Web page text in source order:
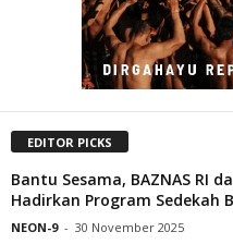
EDITOR PICKS
Bantu Sesama, BAZNAS RI
Hadirkan Program Sedekah
NEON-9 - 30 November 2025